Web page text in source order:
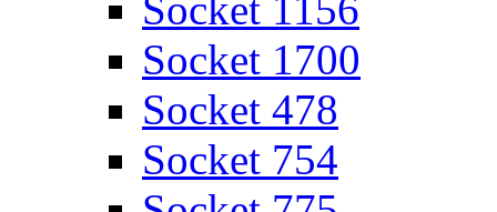
Socket 1700
Socket 478
Socket 754